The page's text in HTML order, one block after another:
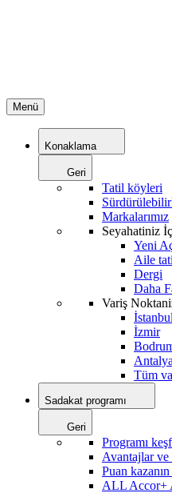
Menü
Konaklama
Geri
Tatil köyleri
Markalarımız
Seyahatiniz
Yeni
Aile
Dergi
Daha
Variş
İstanbul
İzmir
Antalya
Tüm
Sadakat programı
Geri
Programı
Avantajlar ve
Puan
ALL Accor+